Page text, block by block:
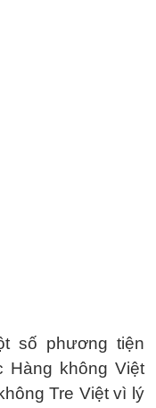
số phương tiện
Hàng không Việt
Tre Việt vì lý